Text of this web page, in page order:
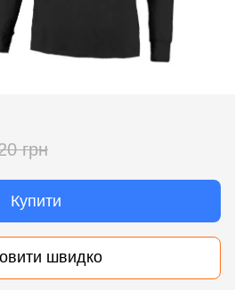
грн
Купити
швидко